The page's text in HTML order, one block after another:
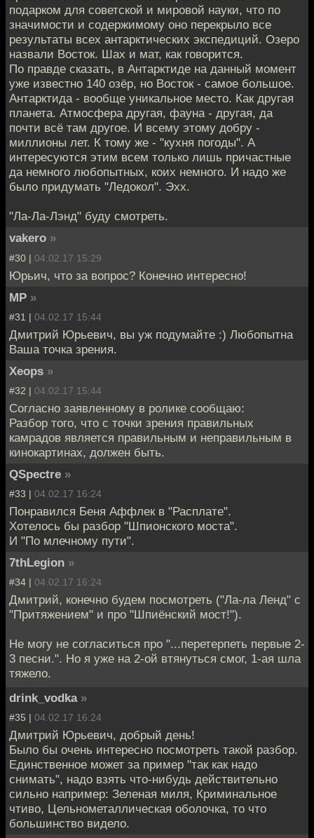
подарком для советской и мировой науки, что по
значимости и содержимому оно перекрыло все
результаты всех антарктических экспедиций. Озеро
назвали Восток. Шах и мат, как говорится.
По правде сказать, в Антарктиде на данный момент
уже известно 140 озёр, но Восток - самое большое.
Антарктида - вообще уникальное место. Как другая
планета. Атмосфера другая, фауна - другая, да
почти всё там другое. И всему этому добру -
миллионы лет. К тому же - "кухня погоды". А
интересуются этим всем только лишь причастные
да немного любопытных, коих немного. И надо же
было придумать "Ледокол". Эхх.
"Ла-Ла-Лэнд" буду смотреть.
vakero »
#30 | 04.02.17 15:29
Юрьич, что за вопрос? Конечно интересно!
MP »
#31 | 04.02.17 15:44
Дмитрий Юрьевич, вы уж подумайте :) Любопытна
Ваша точка зрения.
Xeops »
#32 | 04.02.17 15:44
Согласно заявленному в ролике сообщаю:
Разбор того, что с точки зрения правильных
камрадов является правильным и неправильным в
кинокартинах, должен быть.
QSpectre »
#33 | 04.02.17 16:24
Понравился Беня Аффлек в "Расплате".
Хотелось бы разбор "Шпионского моста".
И "По млечному пути".
7thLegion »
#34 | 04.02.17 16:24
Дмитрий, конечно будем посмотреть ("Ла-ла Ленд" с
"Притяжением" и про "Шпиёнский мост!").
Не могу не согласиться про "...перетерпеть первые 2-
3 песни.". Но я уже на 2-ой втянуться смог, 1-ая шла
тяжело.
drink_vodka »
#35 | 04.02.17 16:24
Дмитрий Юрьевич, добрый день!
Было бы очень интересно посмотреть такой разбор.
Единственное может за пример "так как надо
снимать", надо взять что-нибудь действительно
сильно например: Зеленая миля, Криминальное
чтиво, Цельнометаллическая оболочка, то что
большинство видело.